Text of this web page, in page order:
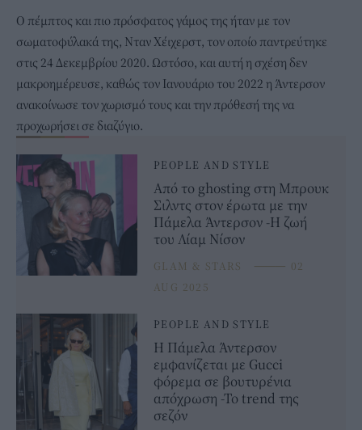
Ο πέμπτος και πιο πρόσφατος γάμος της ήταν με τον
σωματοφύλακά της, Νταν Χέιχερστ, τον οποίο παντρεύτηκε
στις 24 Δεκεμβρίου 2020. Ωστόσο, και αυτή η σχέση δεν
μακροημέρευσε, καθώς τον Ιανουάριο του 2022 η Άντερσον
ανακοίνωσε τον χωρισμό τους και την πρόθεσή της να
προχωρήσει σε διαζύγιο.
PEOPLE AND STYLE
Από το ghosting στη Μπρουκ
Σιλντς στον έρωτα με την
Πάμελα Άντερσον -Η ζωή
του Λίαμ Νίσον
GLAM & STARS ⸻ 02
AUG 2025
PEOPLE AND STYLE
Η Πάμελα Άντερσον
εμφανίζεται με Gucci
φόρεμα σε βουτυρένια
απόχρωση -Το trend της
σεζόν